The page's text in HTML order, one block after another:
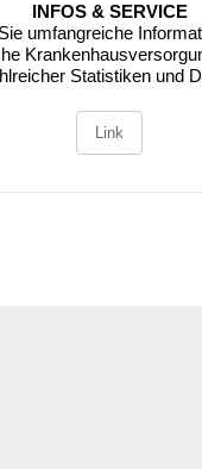
INFOS & SERVICE
umfangreiche
Statistiken und
Link